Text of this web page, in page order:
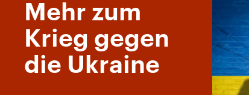
Mehr zum
Krieg gegen
die Ukraine